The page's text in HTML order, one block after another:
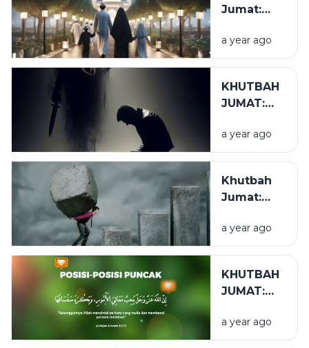
Jumat:
Adalah
Tiang
a year ago
KHUTBAH
JUMAT:
MENUTUP
PINTU
a year ago
Khutbah
Jumat:
Dalam
Menerima
Hidup
a year ago
KHUTBAH
JUMAT:
POSISI
PUNCAK
a year ago